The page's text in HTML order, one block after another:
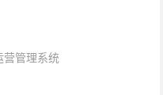
营管理系统